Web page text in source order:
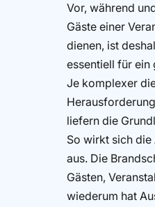
Vor, während
Gäste einer
dienen, ist
essentiell für ein
Je komplexer
liefern die
So wirkt sich die
aus. Die
Gästen,
wiederum hat